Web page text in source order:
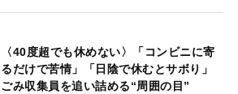
〈40度超でも休めない〉「コンビニに寄
るだけで苦情」「日陰で休むとサボり」
ごみ収集員を追い詰める“周囲の目”